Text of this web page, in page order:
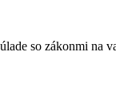
so zákonmi na